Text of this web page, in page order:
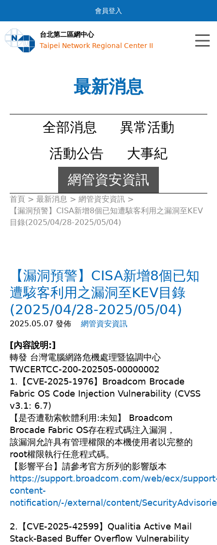
Jump to navigation
會員登入
台北第二區網中心
Taipei Network Regional Center II
最新消息
全部消息
異常活動
活動公告
大事紀
網管資安資訊
您
在
裡
首頁 > 最新消息 > 網管資安資訊 >
【漏洞預警】CISA新增8個已知遭駭客利用之漏洞至KEV
目錄(2025/04/28-2025/05/04)
【漏洞預警】CISA新增8個已知
遭駭客利用之漏洞至KEV目錄
(2025/04/28-2025/05/04)
2025.05.07 發佈 網管資安資訊
[內容說明:]
轉發 台灣電腦網路危機處理暨協調中心
TWCERTCC-200-202505-00000002
1.【CVE-2025-1976】Broadcom Brocade
Fabric OS Code Injection Vulnerability (CVSS
v3.1: 6.7)
【是否遭勒索軟體利用:未知】 Broadcom
Brocade Fabric OS存在程式碼注入漏洞，
該漏洞允許具有管理權限的本機使用者以完整的
root權限執行任意程式碼。
【影響平台】請參考官方所列的影響版本
https://support.broadcom.com/web/ecx/
content-
notification/-/external/content/
2.【CVE-2025-42599】Qualitia Active Mail
Stack-Based Buffer Overflow Vulnerability